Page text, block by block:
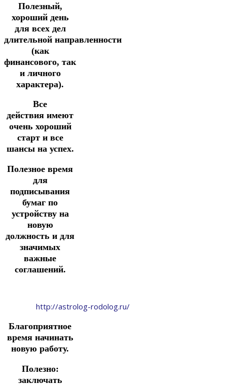
Полезный,
хороший день
для всех дел
длительной направленности
(как
финансового, так
и личного
характера).
Все
действия имеют
очень хороший
старт и все
шансы на успех.
Полезное время
для
подписывания
бумаг по
устройству на
новую
должность и для
значимых
важные
соглашений.
http://astrolog-rodolog.ru/
Благоприятное
время начинать
новую работу.
Полезно:
заключать